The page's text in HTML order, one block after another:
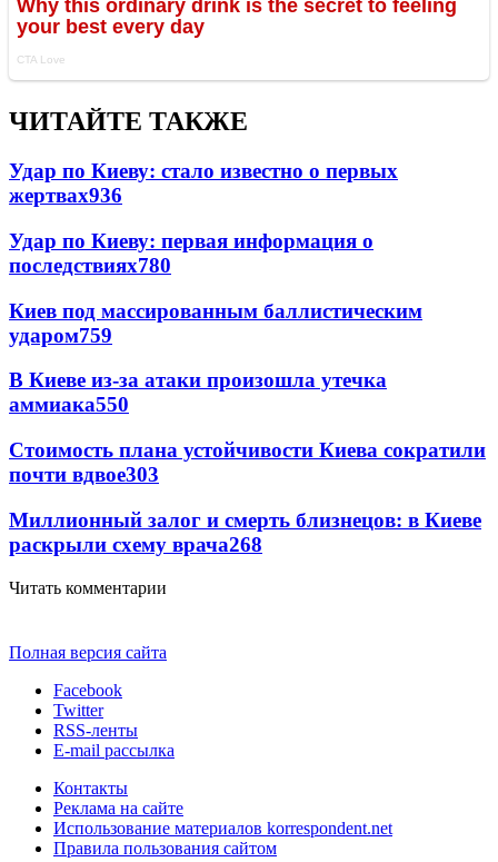
ЧИТАЙТЕ ТАКЖЕ
Удар по Киеву: стало известно о первых
жертвах936
Удар по Киеву: первая информация о
последствиях780
Киев под массированным баллистическим
ударом759
В Киеве из-за атаки произошла утечка
аммиака550
Стоимость плана устойчивости Киева сократили
почти вдвое303
Миллионный залог и смерть близнецов: в Киеве
раскрыли схему врача268
Читать комментарии
Полная версия сайта
Facebook
Twitter
RSS-ленты
E-mail рассылка
Контакты
Реклама на сайте
Использование материалов korrespondent.net
Правила пользования сайтом